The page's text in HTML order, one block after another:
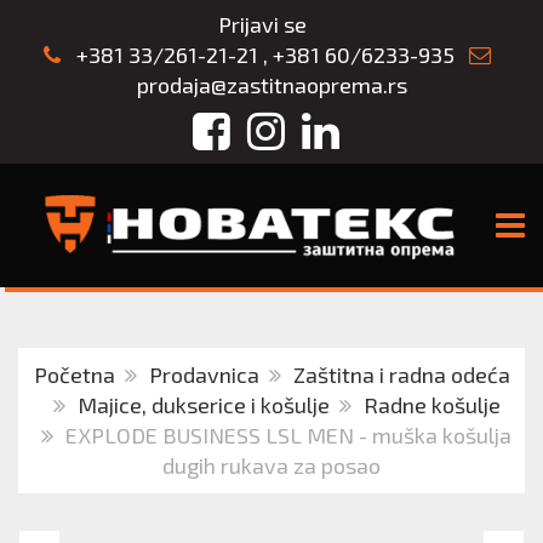
Prijavi se
+381 33/261-21-21 , +381 60/6233-935
prodaja@zastitnaoprema.rs
FacebookInstagram
LinkedIn
Početna Prodavnica
Zaštitna i radna odeća
Majice, dukserice i košulje
Radne košulje
EXPLODE BUSINESS LSL MEN - muška košulja
dugih rukava za posao